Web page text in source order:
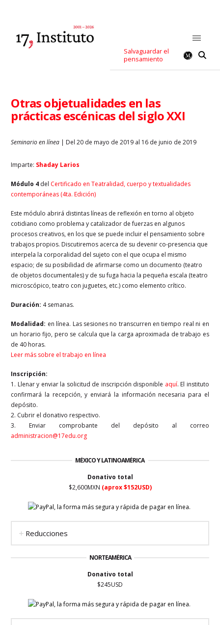
Salvaguardar el
pensamiento
Otras objetualidades en las
prácticas escénicas del siglo XXI
Seminario en línea | Del 20 de mayo de 2019 al 16 de junio de 2019
Imparte: Shaday Larios
Módulo 4 del Certificado en Teatralidad, cuerpo y textualidades
contemporáneas (4ta. Edición)
Este módulo abrirá distintas líneas de reflexión en torno al objeto
cotidiano como problema y catalizador de fuerzas en algunos
procesos creativos, en los que se puede incluir el pensamiento sobre
trabajos propios. Discutiremos acerca de su devenir co-presencia que
interpela la corporalidad del sujeto con el que ocupa el mismo
espacio; de su posibilidad de afirmarse como un documento (teatro
de objetos documentales) y de su fuga hacia la pequeña escala (teatro
microscópico, teatro con juguetes, etc.) como elemento crítico.
Duración: 4 semanas.
Modalidad: en línea. Las sesiones no transcurren en tiempo real ni en
un horario fijo, pero se calcula que la carga aproximada de trabajo es
de 40 horas.
Leer más sobre el trabajo en línea
Inscripción:
1. Llenar y enviar la solicitud de inscripción disponible aquí. El instituto
confirmará la recepción, y enviará la información necesaria para el
depósito.
2. Cubrir el donativo respectivo.
3. Enviar comprobante del depósito al correo
administracion@17edu.org
MÉXICO Y LATINOAMÉRICA
Donativo total
$2,600MXN (aprox $152USD)
Reducciones
NORTEAMÉRICA
Donativo total
$245USD